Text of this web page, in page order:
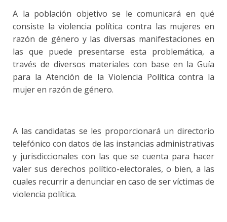
A la población objetivo se le comunicará en qué
consiste la violencia política contra las mujeres en
razón de género y las diversas manifestaciones en
las que puede presentarse esta problemática, a
través de diversos materiales con base en la Guía
para la Atención de la Violencia Política contra la
mujer en razón de género.
A las candidatas se les proporcionará un directorio
telefónico con datos de las instancias administrativas
y jurisdiccionales con las que se cuenta para hacer
valer sus derechos político-electorales, o bien, a las
cuales recurrir a denunciar en caso de ser víctimas de
violencia política.